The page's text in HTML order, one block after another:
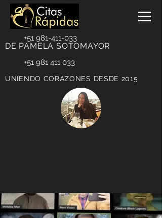
+51 981-411-033
DE PAMELA SOTOMAYOR
+51 981 411 033
UNIENDO CORAZONES DESDE 2015